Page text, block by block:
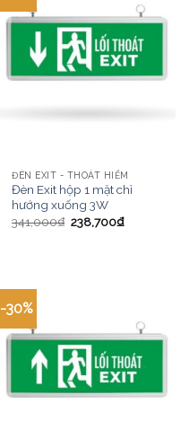
ĐÈN EXIT - THOÁT HIỂM
Đèn Exit hộp 1 mặt chỉ
hướng xuống 3W
341,000₫ 238,700₫
-30%